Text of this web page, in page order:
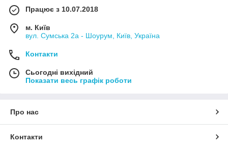
Працює з 10.07.2018
м. Київ
вул. Сумська 2а - Шоурум, Київ, Україна
Контакти
Сьогодні вихідний
Показати весь графік роботи
Про нас
Контакти